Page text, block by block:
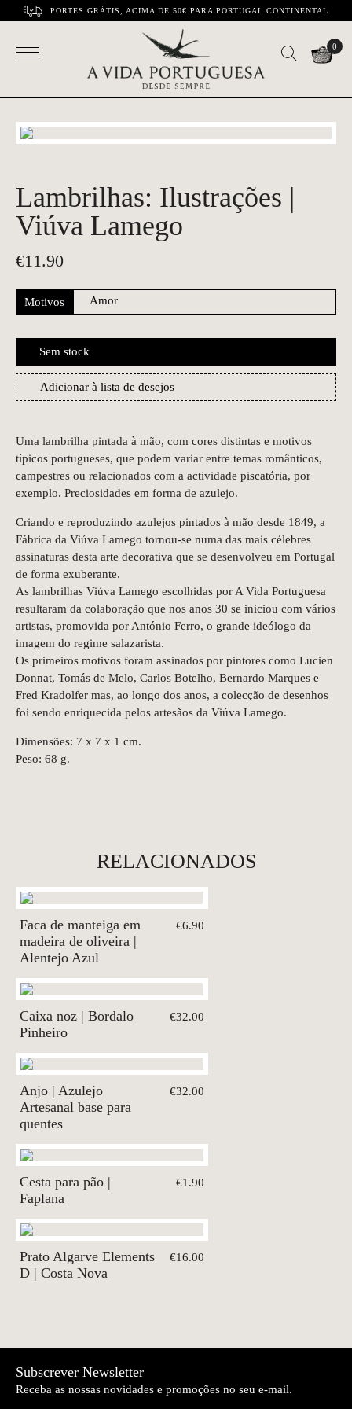
PORTES GRÁTIS, ACIMA DE 50€ PARA PORTUGAL CONTINENTAL
0
Lambrilhas: Ilustrações |
Viúva Lamego
€11.90
Motivos
Sem stock
Adicionar à lista de desejos
Uma lambrilha pintada à mão, com cores distintas e motivos
típicos portugueses, que podem variar entre temas românticos,
campestres ou relacionados com a actividade piscatória, por
exemplo. Preciosidades em forma de azulejo.
Criando e reproduzindo azulejos pintados à mão desde 1849, a
Fábrica da Viúva Lamego tornou-se numa das mais célebres
assinaturas desta arte decorativa que se desenvolveu em Portugal
de forma exuberante.
As lambrilhas Viúva Lamego escolhidas por A Vida Portuguesa
resultaram da colaboração que nos anos 30 se iniciou com vários
artistas, promovida por António Ferro, o grande ideólogo da
imagem do regime salazarista.
Os primeiros motivos foram assinados por pintores como Lucien
Donnat, Tomás de Melo, Carlos Botelho, Bernardo Marques e
Fred Kradolfer mas, ao longo dos anos, a colecção de desenhos
foi sendo enriquecida pelos artesãos da Viúva Lamego.
Dimensões: 7 x 7 x 1 cm.
Peso: 68 g.
RELACIONADOS
Faca de manteiga em
madeira de oliveira |
Alentejo Azul
€6.90
Caixa noz | Bordalo
Pinheiro
€32.00
Anjo | Azulejo
Artesanal base para
quentes
€32.00
Cesta para pão |
Faplana
€1.90
Prato Algarve Elements
D | Costa Nova
€16.00
Subscrever Newsletter
Receba as nossas novidades e promoções no seu e-mail.